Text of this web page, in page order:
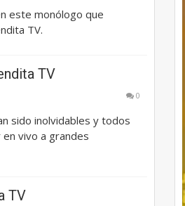
este monólogo que
TV.
TV
0
sido inolvidables y todos
vivo a grandes
TV